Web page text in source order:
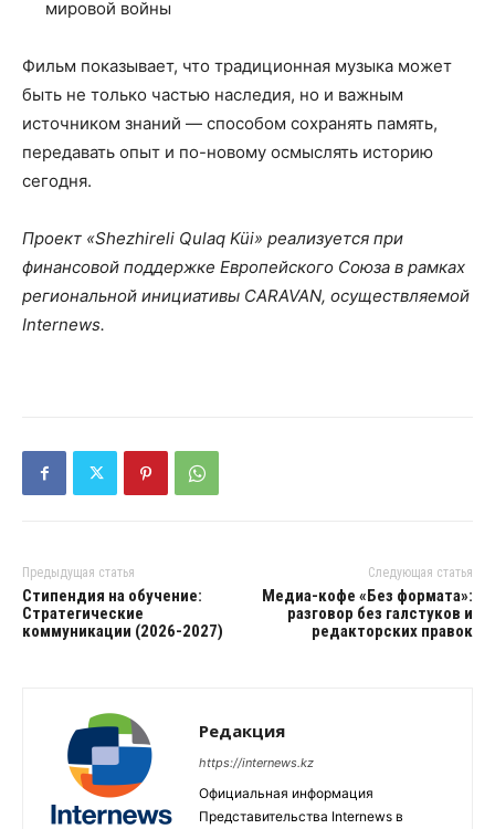
мировой войны
Фильм показывает, что традиционная музыка может
быть не только частью наследия, но и важным
источником знаний — способом сохранять память,
передавать опыт и по-новому осмыслять историю
сегодня.
Проект «Shezhireli Qulaq Küi» реализуется при
финансовой поддержке Европейского Союза в рамках
региональной инициативы CARAVAN, осуществляемой
Internews.
Предыдущая статья
Стипендия на обучение:
Стратегические
коммуникации (2026-2027)
Следующая статья
Медиа-кофе «Без формата»:
разговор без галстуков и
редакторских правок
Редакция
https://internews.kz
Официальная информация
Представительства Internews в